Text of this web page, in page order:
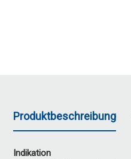
Produktbeschreibung
Indikation